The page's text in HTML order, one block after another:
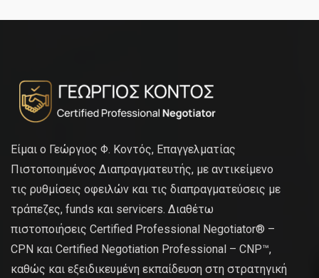
Είμαι ο Γεώργιος Φ. Κοντός, Επαγγελματίας
Πιστοποιημένος Διαπραγματευτής, με αντικείμενο
τις ρυθμίσεις οφειλών και τις διαπραγματεύσεις με
τράπεζες, funds και servicers. Διαθέτω
πιστοποιήσεις Certified Professional Negotiator® –
CPN και Certified Negotiation Professional – CNP™,
καθώς και εξειδικευμένη εκπαίδευση στη στρατηγική